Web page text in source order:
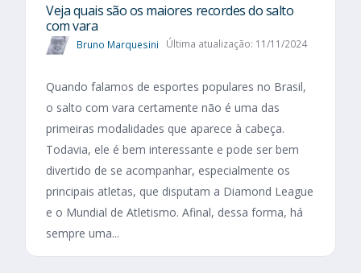
Veja quais são os maiores recordes do salto
com vara
Bruno Marquesini Última atualização: 11/11/2024
Quando falamos de esportes populares no Brasil,
o salto com vara certamente não é uma das
primeiras modalidades que aparece à cabeça.
Todavia, ele é bem interessante e pode ser bem
divertido de se acompanhar, especialmente os
principais atletas, que disputam a Diamond League
e o Mundial de Atletismo. Afinal, dessa forma, há
sempre uma...